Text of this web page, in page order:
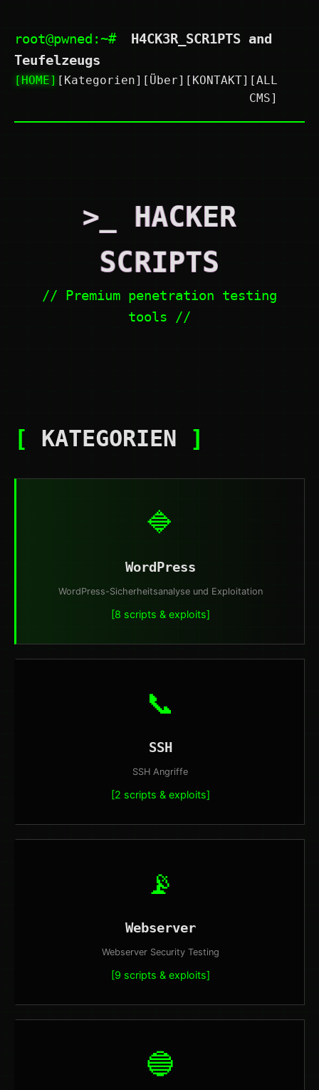
root@pwned:~#
H4CK3R_SCR1PTS and
Teufelzeugs
[HOME] [Kategorien] [Über] [KONTAKT] [ALL
CMS]
>_ HACKER
SCRIPTS
// Premium penetration testing
tools //
[ KATEGORIEN ]
🔷
WordPress
WordPress-Sicherheitsanalyse und Exploitation
[8 scripts & exploits]
📞
SSH
SSH Angriffe
[2 scripts & exploits]
📡
Webserver
Webserver Security Testing
[9 scripts & exploits]
🔵